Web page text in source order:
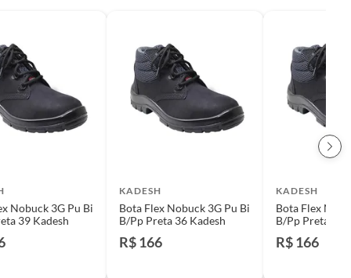
Nobuck 3G Pu Bi
39 Kadesh
KADESH
Bota Flex Nobuck 3G Pu Bi
B/Pp Preta 36 Kadesh
R$ 166
KADESH
Bota Flex
B/Pp Preta 42
R$ 166